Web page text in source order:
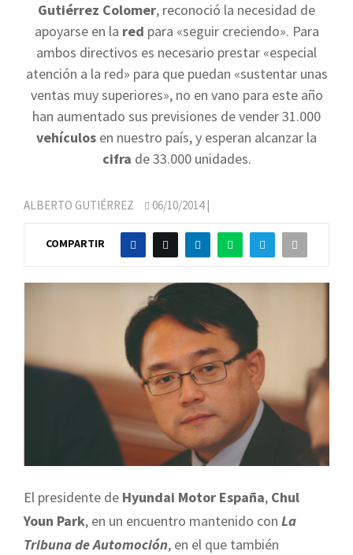
Gutiérrez Colomer, reconoció la necesidad de
apoyarse en la red para «seguir creciendo». Para
ambos directivos es necesario prestar «especial
atención a la red» para que puedan «sustentar unas
ventas muy superiores», no en vano para este año
han aumentado sus previsiones de vender 31.000
vehículos en nuestro país, y esperan alcanzar la
cifra de 33.000 unidades.
ALBERTO GUTIÉRREZ 06/10/2014|
COMPARTIR
El presidente de Hyundai Motor España, Chul
Youn Park, en un encuentro mantenido con La
Tribuna de Automoción, en el que también